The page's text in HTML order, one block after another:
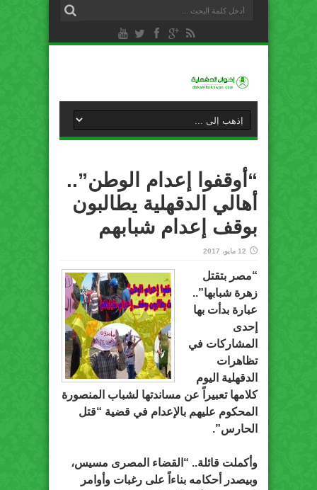
“أوقفوا إعدام الوطن”..
أهالي الدقهلية يطالبون
بوقف إعدام شبابهم
12 مايو، 2017
“مصر بتقتل
زهرة شبابها”..
عبارة بدأت بها
إحدى
المشاركات في
تظاهرات
الدقهلية اليوم
كلامها تعبيراً عن مساندتها لشباب المنصورة
المحكوم عليهم بالإعدام في قضية “قتل
الحارس”.
وأكملت قائلة.. “القضاء المصرى مسيس،
وبيصدر أحكامه بناءاً على رغبات وأوامر